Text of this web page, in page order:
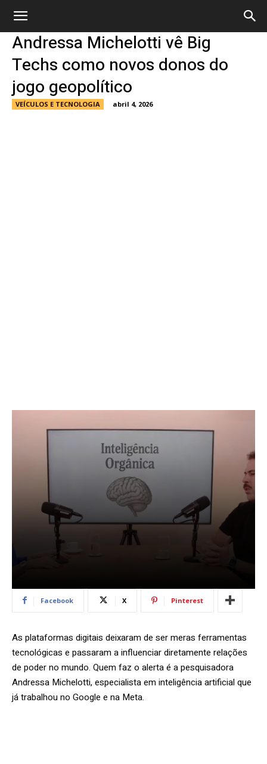
Andressa Michelotti vê Big
Techs como novos donos do
jogo geopolítico
VEÍCULOS E TECNOLOGIA abril 4, 2026
Facebook X Pinterest
As plataformas digitais deixaram de ser meras ferramentas
tecnológicas e passaram a influenciar diretamente relações
de poder no mundo. Quem faz o alerta é a pesquisadora
Andressa Michelotti, especialista em inteligência artificial que
já trabalhou no Google e na Meta.